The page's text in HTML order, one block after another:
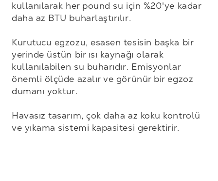
kullanılarak her pound su için %20'ye kadar
daha az BTU buharlaştırılır.
Kurutucu egzozu, esasen tesisin başka bir
yerinde üstün bir ısı kaynağı olarak
kullanılabilen su buharıdır. Emisyonlar
önemli ölçüde azalır ve görünür bir egzoz
dumanı yoktur.
Havasız tasarım, çok daha az koku kontrolü
ve yıkama sistemi kapasitesi gerektirir.